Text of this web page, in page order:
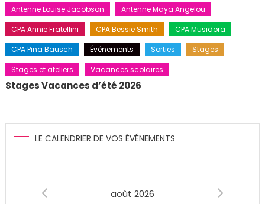
Antenne Louise Jacobson
Antenne Maya Angelou
CPA Annie Fratellini
CPA Bessie Smith
CPA Musidora
CPA Pina Bausch
Événements Sorties
Stages
Stages et ateliers
Vacances scolaires
Stages Vacances d’été 2026
LE CALENDRIER DE VOS ÉVÉNEMENTS
août 2026